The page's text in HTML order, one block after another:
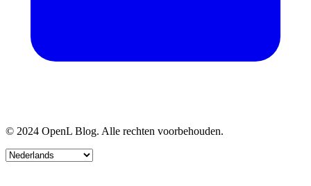
© 2024 OpenL Blog. Alle rechten voorbehouden.